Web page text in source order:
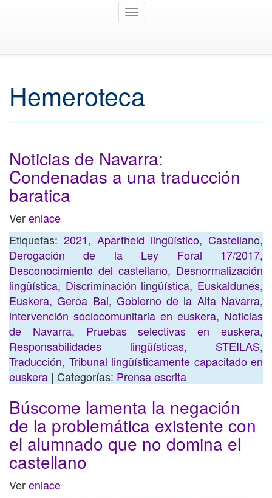
Toggle
Hemeroteca
Noticias de Navarra:
Condenadas a una traducción
baratica
Verenlace
Etiquetas: 2021, Apartheid lingüístico, Castellano,
Derogación de la Ley Foral 17/2017,
Desconocimiento del castellano, Desnormalización
lingüística, Discriminación lingüística, Euskaldunes,
Euskera,Geroa Bai, Gobierno de la Alta Navarra,
intervención sociocomunitaria en euskera, Noticias
de Navarra, Pruebas selectivas en euskera,
Responsabilidades lingüísticas, STEILAS,
Traducción, Tribunal lingüísticamente capacitado en
euskera | Categorías: Prensa escrita
Búscome lamenta la negación
de la problemática existente con
el alumnado que no domina el
castellano
Verenlace